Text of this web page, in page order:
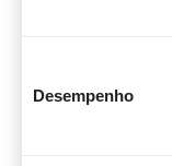
Desempenho